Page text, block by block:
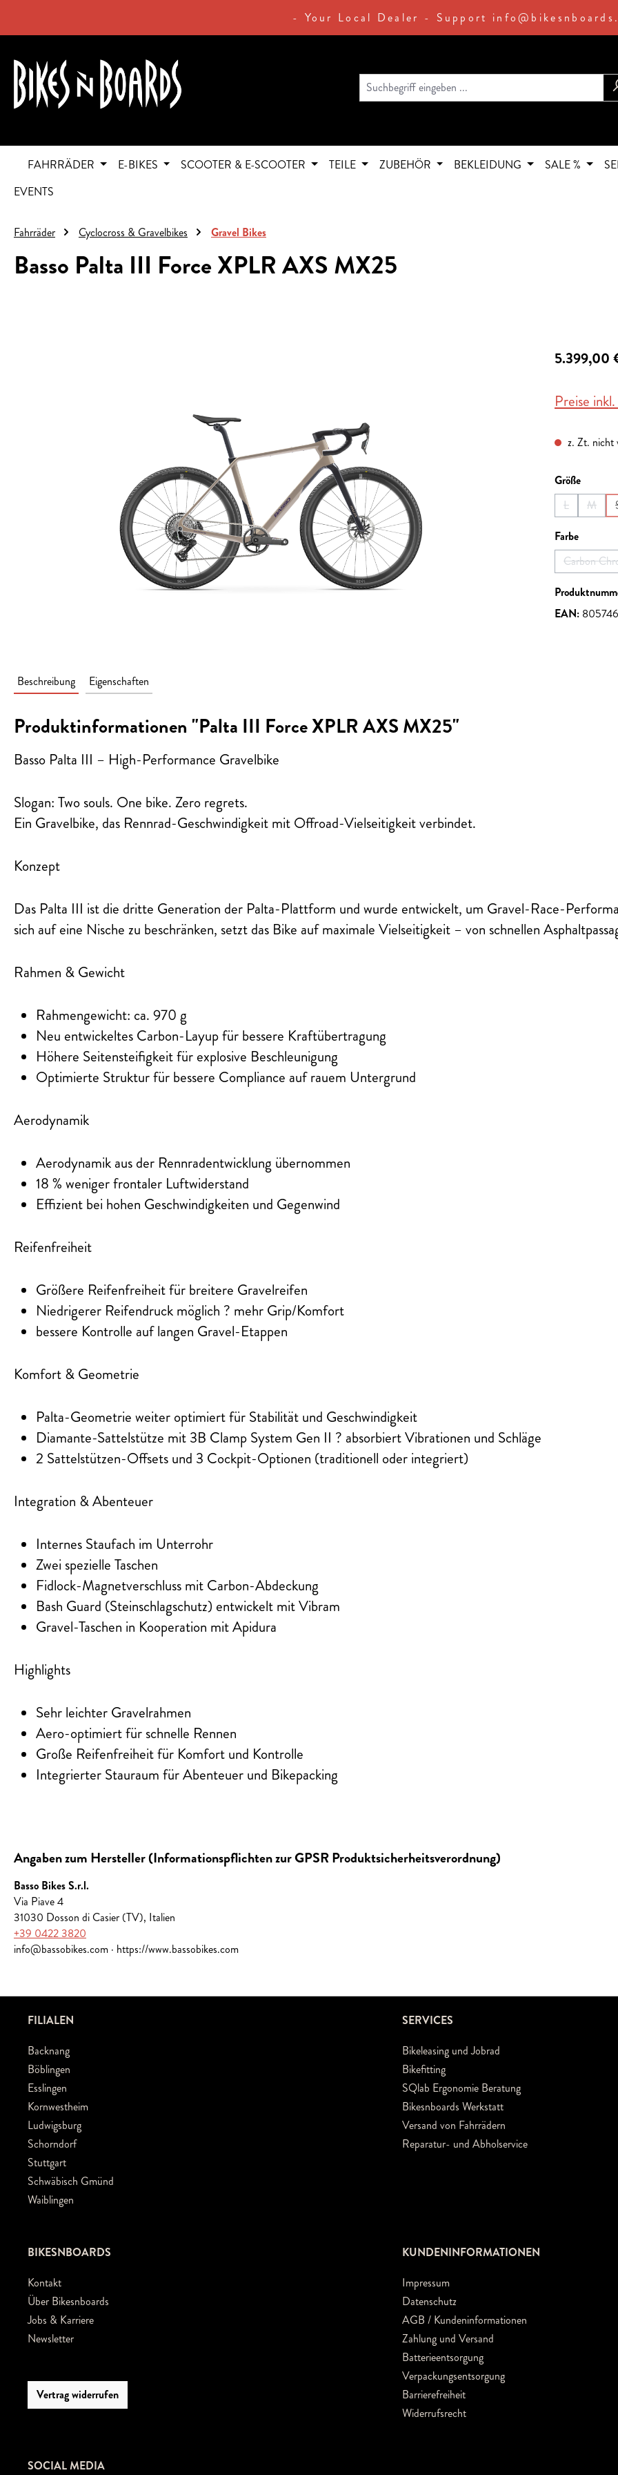
- Your Local Dealer - Support
FAHRRÄDER E-BIKES SCOOTER & E-SCOOTER TEILE ZUBEHÖR BEKLEIDUNG SALE %
EVENTS
Fahrräder Cyclocross & Gravelbikes Gravel Bikes
Basso Palta III Force XPLR AXS MX25
5.399,00
Preise
z. Zt. nicht
Größe
L
(Diese
M
(Diese
Farbeauswählen
Carbon
EAN:
Beschreibung Eigenschaften
Produktinformationen "Palta III Force XPLR AXS MX25"
Basso Palta III – High-Performance Gravelbike
Slogan: Two souls. One bike. Zero regrets.
Ein Gravelbike, das Rennrad-Geschwindigkeit mit Offroad-Vielseitigkeit verbindet.
Konzept
Das Palta III ist die dritte Generation der Palta-Plattform und wurde entwickelt, um Gravel-Race-
sich auf eine Nische zu beschränken, setzt das Bike auf maximale Vielseitigkeit – von schnellen
Rahmen & Gewicht
Rahmengewicht: ca. 970 g
Neu entwickeltes Carbon-Layup für bessere Kraftübertragung
Höhere Seitensteifigkeit für explosive Beschleunigung
Optimierte Struktur für bessere Compliance auf rauem Untergrund
Aerodynamik
Aerodynamik aus der Rennradentwicklung übernommen
18 % weniger frontaler Luftwiderstand
Effizient bei hohen Geschwindigkeiten und Gegenwind
Reifenfreiheit
Größere Reifenfreiheit für breitere Gravelreifen
Niedrigerer Reifendruck möglich ? mehr Grip/Komfort
bessere Kontrolle auf langen Gravel-Etappen
Komfort & Geometrie
Palta-Geometrie weiter optimiert für Stabilität und Geschwindigkeit
Diamante-Sattelstütze mit 3B Clamp System Gen II ? absorbiert Vibrationen und Schläge
2 Sattelstützen-Offsets und 3 Cockpit-Optionen (traditionell oder integriert)
Integration & Abenteuer
Internes Staufach im Unterrohr
Zwei spezielle Taschen
Fidlock-Magnetverschluss mit Carbon-Abdeckung
Bash Guard (Steinschlagschutz) entwickelt mit Vibram
Gravel-Taschen in Kooperation mit Apidura
Highlights
Sehr leichter Gravelrahmen
Aero-optimiert für schnelle Rennen
Große Reifenfreiheit für Komfort und Kontrolle
Integrierter Stauraum für Abenteuer und Bikepacking
Angaben zum Hersteller (Informationspflichten zur GPSR Produktsicherheitsverordnung)
Basso Bikes S.r.l.
Via Piave 4
31030 Dosson di Casier (TV), Italien
+39 0422 3820
info@bassobikes.com · https://www.bassobikes.com
FILIALEN
Backnang
Böblingen
Esslingen
Kornwestheim
Ludwigsburg
Schorndorf
Stuttgart
Schwäbisch Gmünd
Waiblingen
SERVICES
Bikeleasing und Jobrad
Bikefitting
SQlab Ergonomie Beratung
Bikesnboards Werkstatt
Versand von Fahrrädern
Reparatur- und Abholservice
BIKESNBOARDS
Kontakt
Über Bikesnboards
Jobs & Karriere
Newsletter
Vertrag widerrufen
KUNDENINFORMATIONEN
Impressum
Datenschutz
AGB / Kundeninformationen
Zahlung und Versand
Batterieentsorgung
Verpackungsentsorgung
Barrierefreiheit
Widerrufsrecht
SOCIAL MEDIA